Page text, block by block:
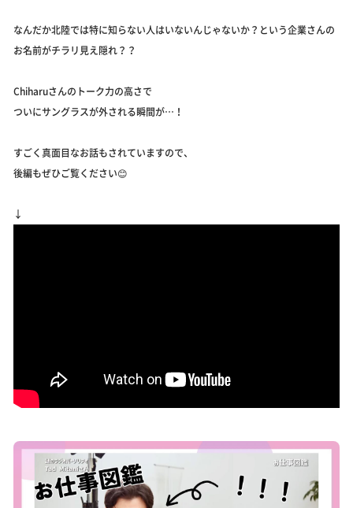
なんだか北陸では特に知らない人はいないんじゃないか？という企業さんの
お名前がチラリ見え隠れ？？
Chiharuさんのトーク力の高さで
ついにサングラスが外される瞬間が…！
すごく真面目なお話もされていますので、
後編もぜひご覧ください😊
↓